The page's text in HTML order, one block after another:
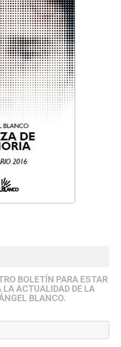
BOLETÍN PARA ESTAR
LA ACTUALIDAD DE LA
BLANCO.